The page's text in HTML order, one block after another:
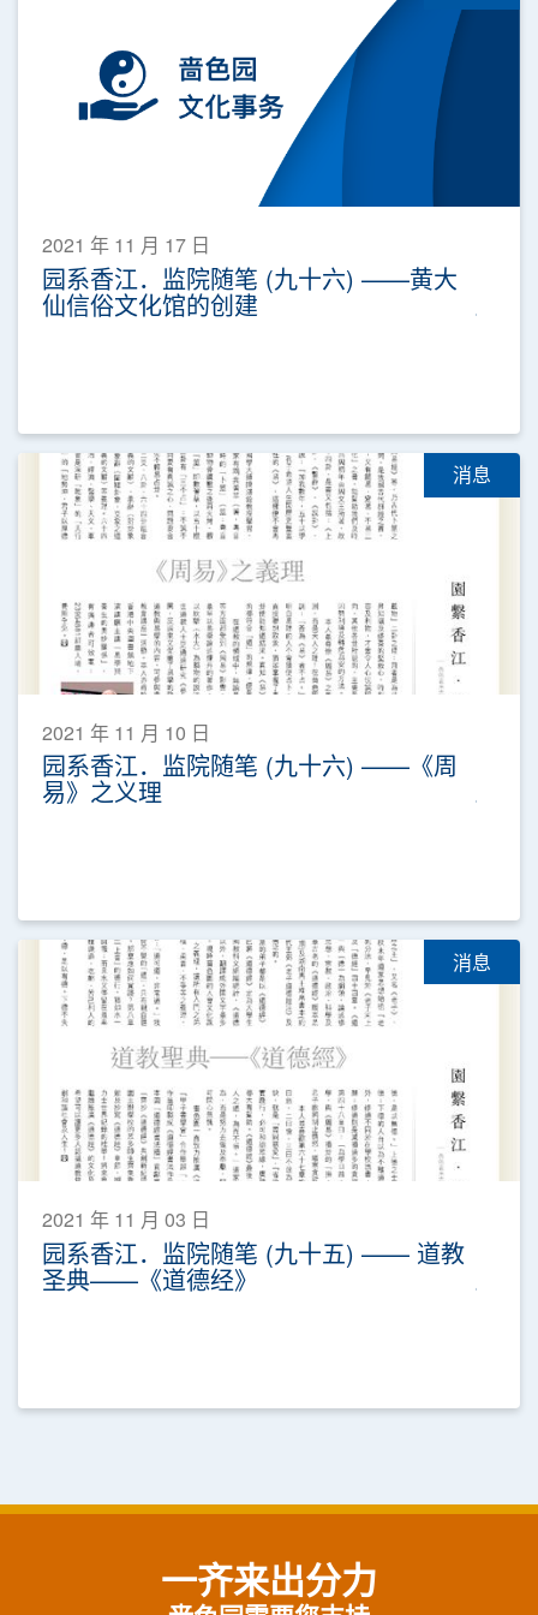
2021 年 11 月 17 日
园系香江．监院随笔 (九十六) ——黄大
仙信俗文化馆的创建
消息
2021 年 11 月 10 日
园系香江．监院随笔 (九十六) ——《周
易》之义理
消息
2021 年 11 月 03 日
园系香江．监院随笔 (九十五) —— 道教
圣典——《道德经》
一齐来出分力